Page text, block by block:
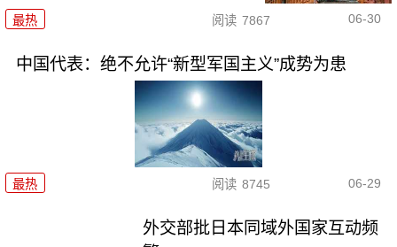
最热 阅读 7867 06-30
中国代表：绝不允许“新型军国主义”成势为患
最热 阅读 8745 06-29
外交部批日本同域外国家互动频